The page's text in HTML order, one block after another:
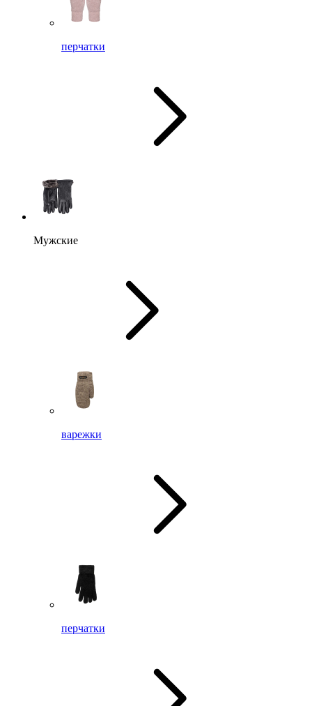
перчатки
Мужские
варежки
перчатки